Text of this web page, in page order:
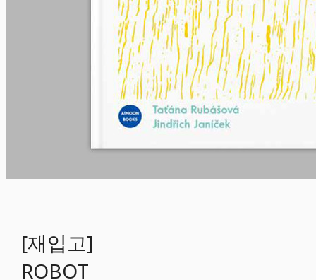
[재입고]
ROBOT